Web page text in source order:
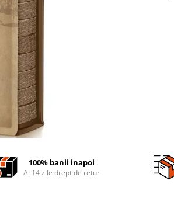
100% banii inapoi
Ai 14 zile drept de retur